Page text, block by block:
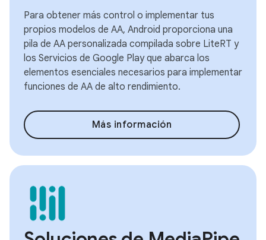
Para obtener más control o implementar tus
propios modelos de AA, Android proporciona una
pila de AA personalizada compilada sobre LiteRT y
los Servicios de Google Play que abarca los
elementos esenciales necesarios para implementar
funciones de AA de alto rendimiento.
Más información